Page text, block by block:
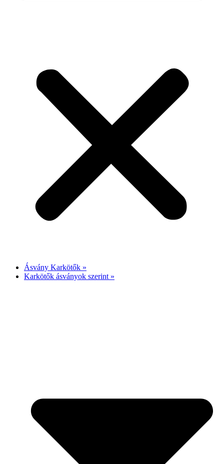
Ásvány Karkötők »
Karkötők ásványok szerint »